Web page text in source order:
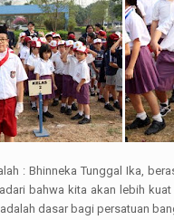
: Bhinneka Tunggal Ika,
bahwa kita akan lebih
dasar bagi persatuan